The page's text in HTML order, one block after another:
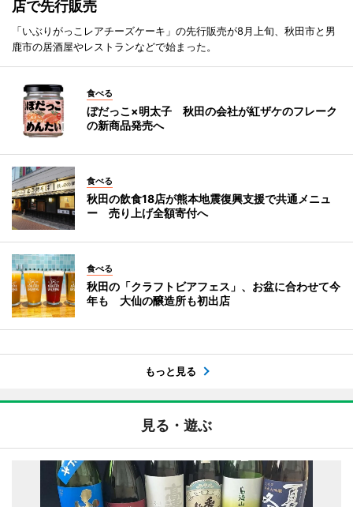
店で先行販売
「いぶりがっこレアチーズケーキ」の先行販売が8月上旬、秋田市と男
鹿市の居酒屋やレストランなどで始まった。
食べる
ぼだっこ×明太子 秋田の会社が紅ザケのフレーク
の新商品発売へ
食べる
秋田の飲食18店が熊本地震復興支援で共通メニュ
ー 売り上げ全額寄付へ
食べる
秋田の「クラフトビアフェス」、お盆に合わせて今
年も 大仙の醸造所も初出店
もっと見る
見る・遊ぶ